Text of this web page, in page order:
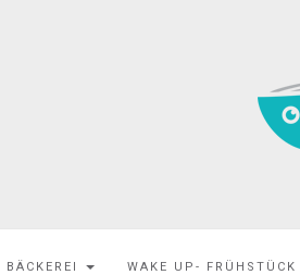
BÄCKEREI WAKE UP- FRÜHSTÜCK